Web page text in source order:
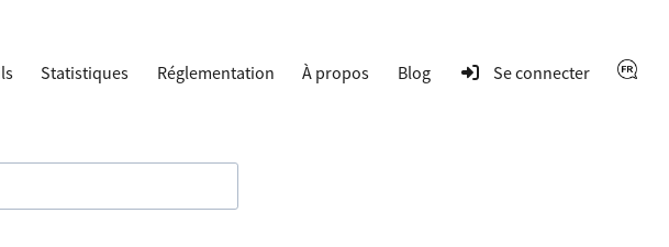
Statistiques Réglementation À propos Blog Se connecter